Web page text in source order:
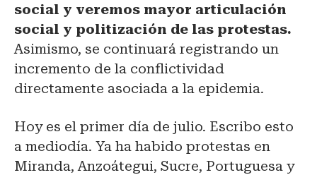
social y veremos mayor articulación
social y politización de las protestas.
Asimismo, se continuará registrando un
incremento de la conflictividad
directamente asociada a la epidemia.
Hoy es el primer día de julio. Escribo esto
a mediodía. Ya ha habido protestas en
Miranda, Anzoátegui, Sucre, Portuguesa y